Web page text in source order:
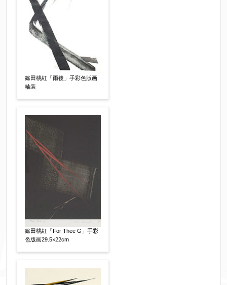
添付画像
篠田桃紅「雨後」手彩色版画
軸装
篠田桃紅「For Thee G」手彩
色版画29.5×22cm